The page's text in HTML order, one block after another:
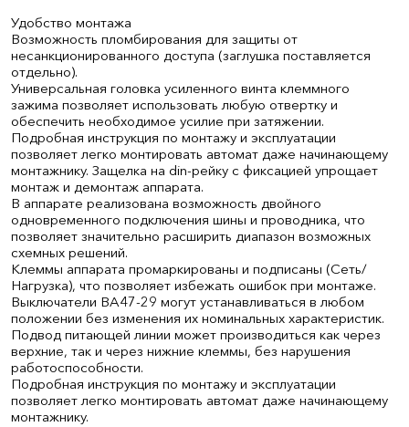
Удобство монтажа
Возможность пломбирования для защиты от
несанкционированного доступа (заглушка поставляется
отдельно).
Универсальная головка усиленного винта клеммного
зажима позволяет использовать любую отвертку и
обеспечить необходимое усилие при затяжении.
Подробная инструкция по монтажу и эксплуатации
позволяет легко монтировать автомат даже начинающему
монтажнику. Защелка на din-рейку с фиксацией упрощает
монтаж и демонтаж аппарата.
В аппарате реализована возможность двойного
одновременного подключения шины и проводника, что
позволяет значительно расширить диапазон возможных
схемных решений.
Клеммы аппарата промаркированы и подписаны (Сеть/
Нагрузка), что позволяет избежать ошибок при монтаже.
Выключатели ВА47-29 могут устанавливаться в любом
положении без изменения их номинальных характеристик.
Подвод питающей линии может производиться как через
верхние, так и через нижние клеммы, без нарушения
работоспособности.
Подробная инструкция по монтажу и эксплуатации
позволяет легко монтировать автомат даже начинающему
монтажнику.